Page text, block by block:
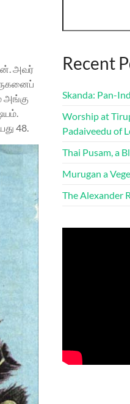
அவர்
அங்கு
48.
Recent
Skanda: Pan-
Worship at
Padaiveedu of
Thai Pusam, a
Murugan a
The Alexander